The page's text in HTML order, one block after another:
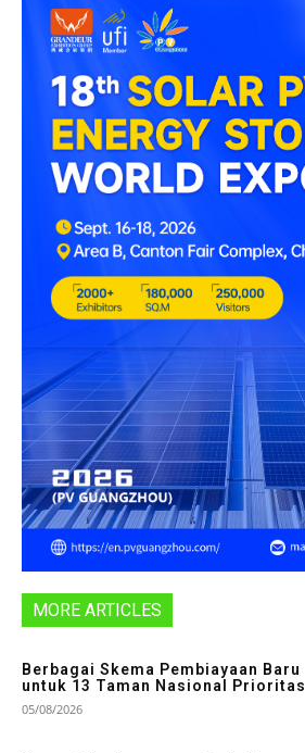
MORE ARTICLES
Berbagai Skema Pembiayaan Baru
untuk 13 Taman Nasional Prioritas
05/08/2026